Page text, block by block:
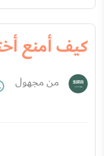
كيف أمنع
من مجهول